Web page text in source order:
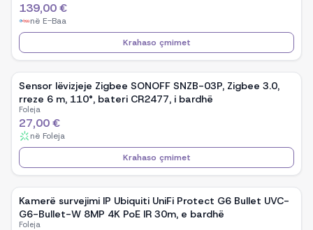
139,00 €
në E-Baa
Krahaso çmimet
Sensor lëvizjeje Zigbee SONOFF SNZB-03P, Zigbee 3.0,
rreze 6 m, 110°, bateri CR2477, i bardhë
Foleja
27,00 €
në Foleja
Krahaso çmimet
Kamerë survejimi IP Ubiquiti UniFi Protect G6 Bullet UVC-
G6-Bullet-W 8MP 4K PoE IR 30m, e bardhë
Foleja